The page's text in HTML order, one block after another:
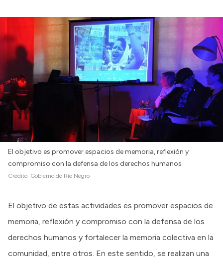
El objetivo es promover espacios de memoria, reflexión y
compromiso con la defensa de los derechos humanos
Crédito: Gobierno de Río Negro
El objetivo de estas actividades es promover espacios de
memoria, reflexión y compromiso con la defensa de los
derechos humanos y fortalecer la memoria colectiva en la
comunidad, entre otros. En este sentido, se realizan una